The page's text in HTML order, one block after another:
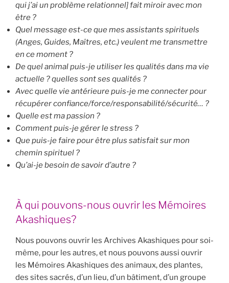
qui j’ai un problème relationnel] fait miroir avec mon
être ?
Quel message est-ce que mes assistants spirituels
(Anges, Guides, Maîtres, etc.) veulent me transmettre
en ce moment ?
De quel animal puis-je utiliser les qualités dans ma vie
actuelle ? quelles sont ses qualités ?
Avec quelle vie antérieure puis-je me connecter pour
récupérer confiance/force/responsabilité/sécurité… ?
Quelle est ma passion ?
Comment puis-je gérer le stress ?
Que puis-je faire pour être plus satisfait sur mon
chemin spirituel ?
Qu’ai-je besoin de savoir d’autre ?
À qui pouvons-nous ouvrir les Mémoires
Akashiques?
Nous pouvons ouvrir les Archives Akashiques pour soi-
même, pour les autres, et nous pouvons aussi ouvrir
les Mémoires Akashiques des animaux, des plantes,
des sites sacrés, d’un lieu, d’un bâtiment, d’un groupe